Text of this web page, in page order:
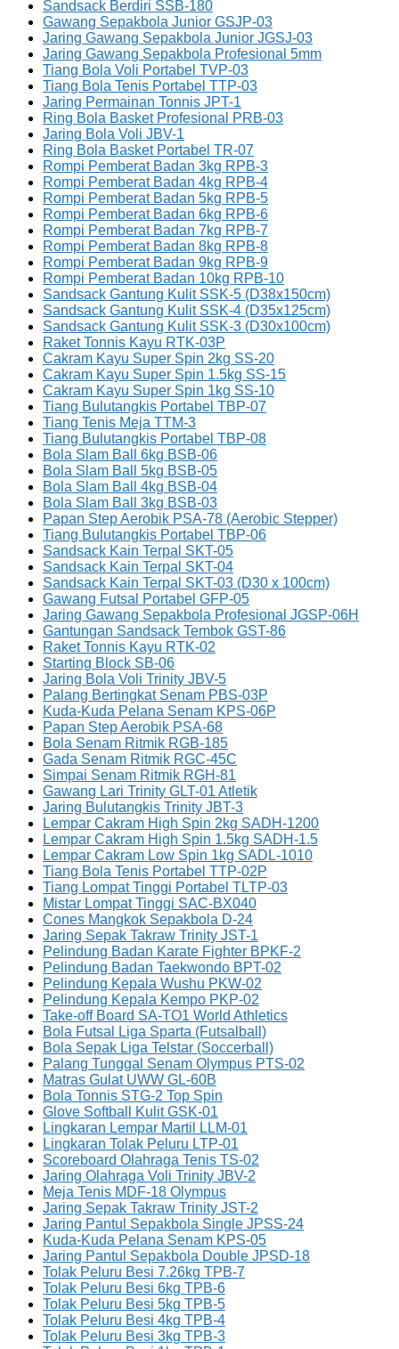
Sandsack Berdiri SSB-180
Gawang Sepakbola Junior GSJP-03
Jaring Gawang Sepakbola Junior JGSJ-03
Jaring Gawang Sepakbola Profesional 5mm
Tiang Bola Voli Portabel TVP-03
Tiang Bola Tenis Portabel TTP-03
Jaring Permainan Tonnis JPT-1
Ring Bola Basket Profesional PRB-03
Jaring Bola Voli JBV-1
Ring Bola Basket Portabel TR-07
Rompi Pemberat Badan 3kg RPB-3
Rompi Pemberat Badan 4kg RPB-4
Rompi Pemberat Badan 5kg RPB-5
Rompi Pemberat Badan 6kg RPB-6
Rompi Pemberat Badan 7kg RPB-7
Rompi Pemberat Badan 8kg RPB-8
Rompi Pemberat Badan 9kg RPB-9
Rompi Pemberat Badan 10kg RPB-10
Sandsack Gantung Kulit SSK-5 (D38x150cm)
Sandsack Gantung Kulit SSK-4 (D35x125cm)
Sandsack Gantung Kulit SSK-3 (D30x100cm)
Raket Tonnis Kayu RTK-03P
Cakram Kayu Super Spin 2kg SS-20
Cakram Kayu Super Spin 1.5kg SS-15
Cakram Kayu Super Spin 1kg SS-10
Tiang Bulutangkis Portabel TBP-07
Tiang Tenis Meja TTM-3
Tiang Bulutangkis Portabel TBP-08
Bola Slam Ball 6kg BSB-06
Bola Slam Ball 5kg BSB-05
Bola Slam Ball 4kg BSB-04
Bola Slam Ball 3kg BSB-03
Papan Step Aerobik PSA-78 (Aerobic Stepper)
Tiang Bulutangkis Portabel TBP-06
Sandsack Kain Terpal SKT-05
Sandsack Kain Terpal SKT-04
Sandsack Kain Terpal SKT-03 (D30 x 100cm)
Gawang Futsal Portabel GFP-05
Jaring Gawang Sepakbola Profesional JGSP-06H
Gantungan Sandsack Tembok GST-86
Raket Tonnis Kayu RTK-02
Starting Block SB-06
Jaring Bola Voli Trinity JBV-5
Palang Bertingkat Senam PBS-03P
Kuda-Kuda Pelana Senam KPS-06P
Papan Step Aerobik PSA-68
Bola Senam Ritmik RGB-185
Gada Senam Ritmik RGC-45C
Simpai Senam Ritmik RGH-81
Gawang Lari Trinity GLT-01 Atletik
Jaring Bulutangkis Trinity JBT-3
Lempar Cakram High Spin 2kg SADH-1200
Lempar Cakram High Spin 1.5kg SADH-1.5
Lempar Cakram Low Spin 1kg SADL-1010
Tiang Bola Tenis Portabel TTP-02P
Tiang Lompat Tinggi Portabel TLTP-03
Mistar Lompat Tinggi SAC-BX040
Cones Mangkok Sepakbola D-24
Jaring Sepak Takraw Trinity JST-1
Pelindung Badan Karate Fighter BPKF-2
Pelindung Badan Taekwondo BPT-02
Pelindung Kepala Wushu PKW-02
Pelindung Kepala Kempo PKP-02
Take-off Board SA-TO1 World Athletics
Bola Futsal Liga Sparta (Futsalball)
Bola Sepak Liga Telstar (Soccerball)
Palang Tunggal Senam Olympus PTS-02
Matras Gulat UWW GL-60B
Bola Tonnis STG-2 Top Spin
Glove Softball Kulit GSK-01
Lingkaran Lempar Martil LLM-01
Lingkaran Tolak Peluru LTP-01
Scoreboard Olahraga Tenis TS-02
Jaring Olahraga Voli Trinity JBV-2
Meja Tenis MDF-18 Olympus
Jaring Sepak Takraw Trinity JST-2
Jaring Pantul Sepakbola Single JPSS-24
Kuda-Kuda Pelana Senam KPS-05
Jaring Pantul Sepakbola Double JPSD-18
Tolak Peluru Besi 7.26kg TPB-7
Tolak Peluru Besi 6kg TPB-6
Tolak Peluru Besi 5kg TPB-5
Tolak Peluru Besi 4kg TPB-4
Tolak Peluru Besi 3kg TPB-3